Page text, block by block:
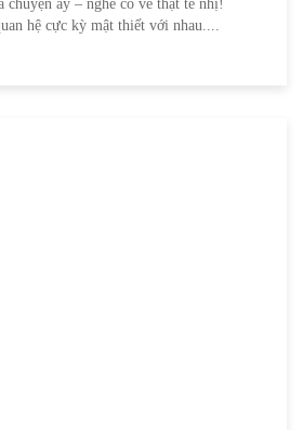
chuyện ấy – nghe có vẻ thật tế nhị!
hệ cực kỳ mật thiết với nhau....